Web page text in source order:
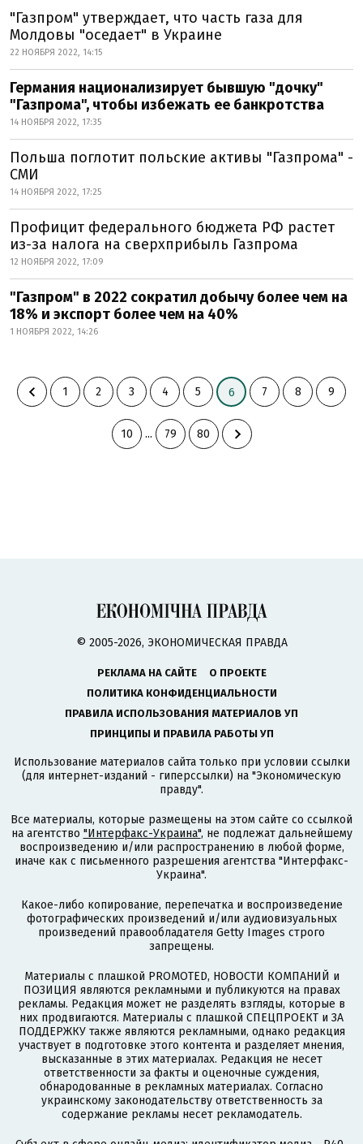
"Газпром" утверждает, что часть газа для
Молдовы "оседает" в Украине
22 НОЯБРЯ 2022, 14:15
Германия национализирует бывшую "дочку"
"Газпрома", чтобы избежать ее банкротства
14 НОЯБРЯ 2022, 17:35
Польша поглотит польские активы "Газпрома" -
СМИ
14 НОЯБРЯ 2022, 17:25
Профицит федерального бюджета РФ растет
из-за налога на сверхприбыль Газпрома
12 НОЯБРЯ 2022, 17:09
"Газпром" в 2022 сократил добычу более чем на
18% и экспорт более чем на 40%
1 НОЯБРЯ 2022, 14:26
1 2 3 4 5 6 7 8 9
10 ... 79 80
© 2005-2026, ЭКОНОМИЧЕСКАЯ ПРАВДА
РЕКЛАМА НА САЙТЕ
О ПРОЕКТЕ
ПОЛИТИКА КОНФИДЕНЦИАЛЬНОСТИ
ПРАВИЛА ИСПОЛЬЗОВАНИЯ МАТЕРИАЛОВ УП
ПРИНЦИПЫ И ПРАВИЛА РАБОТЫ УП
Использование материалов сайта только при условии ссылки
(для интернет-изданий - гиперссылки) на "Экономическую
правду".
Все материалы, которые размещены на этом сайте со ссылкой
на агентство "Интерфакс-Украина", не подлежат дальнейшему
воспроизведению и/или распространению в любой форме,
иначе как с письменного разрешения агентства "Интерфакс-
Украина".
Какое-либо копирование, перепечатка и воспроизведение
фотографических произведений и/или аудиовизуальных
произведений правообладателя Getty Images строго
запрещены.
Материалы с плашкой PROMOTED, НОВОСТИ КОМПАНИЙ и
ПОЗИЦИЯ являются рекламными и публикуются на правах
рекламы. Редакция может не разделять взгляды, которые в
них продвигаются. Материалы с плашкой СПЕЦПРОЕКТ и ЗА
ПОДДЕРЖКУ также являются рекламными, однако редакция
участвует в подготовке этого контента и разделяет мнения,
высказанные в этих материалах. Редакция не несет
ответственности за факты и оценочные суждения,
обнародованные в рекламных материалах. Согласно
украинскому законодательству ответственность за
содержание рекламы несет рекламодатель.